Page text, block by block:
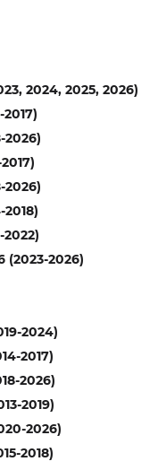
2024, 2025, 2026)
2026)
2026)
2018)
2022)
(2023-2026)
2024)
2017)
2026)
2019)
2026)
2018)